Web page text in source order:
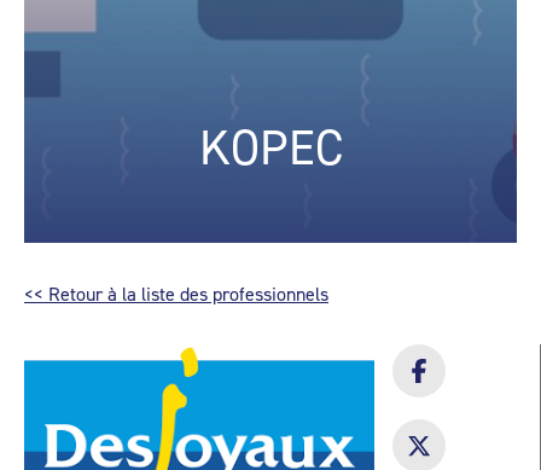
KOPEC
<< Retour à la liste des professionnels